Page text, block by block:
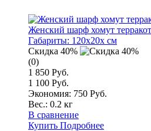
Женский шарф хомут
Габариты: 120x20x см
Скидка 40%
(0)
1 850 Руб.
1 100 Руб.
Экономия: 750 Руб.
Вес.: 0.2 кг
В сравнение
Купить Подробнее